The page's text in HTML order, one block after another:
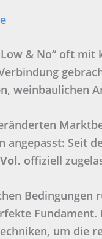
& No“ oft mit
weinbaulichen
Seit
offiziell
Bedingungen
Fundament.
um die